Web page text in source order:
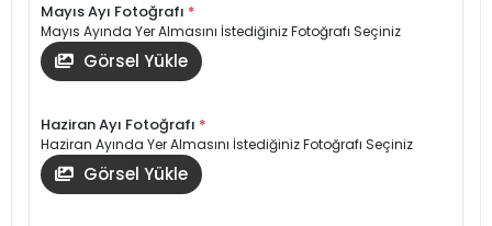
Mayıs Ayı Fotoğrafı *
Mayıs Ayında Yer Almasını İstediğiniz Fotoğrafı Seçiniz
Görsel Yükle
Haziran Ayı Fotoğrafı *
Haziran Ayında Yer Almasını İstediğiniz Fotoğrafı Seçiniz
Görsel Yükle